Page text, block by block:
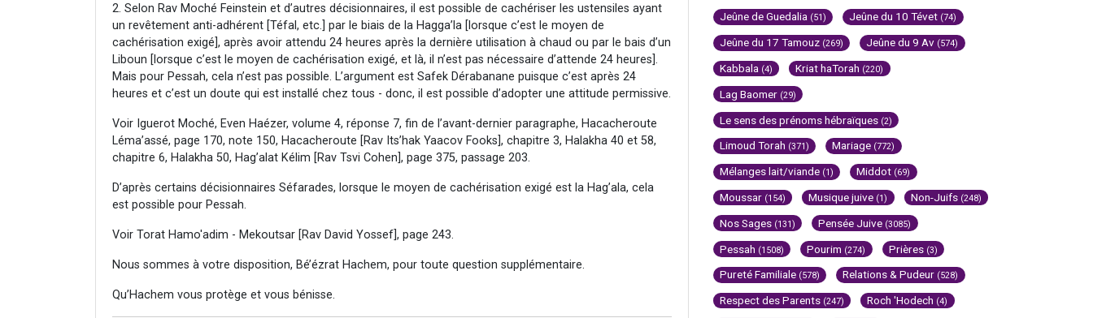
2. Selon Rav Moché Feinstein et d’autres décisionnaires, il est possible de cachériser les ustensiles ayant
un revêtement anti-adhérent [Téfal, etc.] par le biais de la Hagga’la [lorsque c’est le moyen de
cachérisation exigé], après avoir attendu 24 heures après la dernière utilisation à chaud ou par le bais d’un
Liboun [lorsque c’est le moyen de cachérisation exigé, et là, il n’est pas nécessaire d’attende 24 heures].
Mais pour Pessah, cela n’est pas possible. L’argument est Safek Dérabanane puisque c’est après 24
heures et c’est un doute qui est installé chez tous - donc, il est possible d’adopter une attitude permissive.
Voir Iguerot Moché, Even Haézer, volume 4, réponse 7, fin de l’avant-dernier paragraphe, Hacacheroute
Léma’assé, page 170, note 150, Hacacheroute [Rav Its’hak Yaacov Fooks], chapitre 3, Halakha 40 et 58,
chapitre 6, Halakha 50, Hag’alat Kélim [Rav Tsvi Cohen], page 375, passage 203.
D’après certains décisionnaires Séfarades, lorsque le moyen de cachérisation exigé est la Hag’ala, cela
est possible pour Pessah.
Voir Torat Hamo'adim - Mekoutsar [Rav David Yossef], page 243.
Nous sommes à votre disposition, Bé’ézrat Hachem, pour toute question supplémentaire.
Qu’Hachem vous protège et vous bénisse.
Jeûne de Guedalia (51) Jeûne du 10 Tévet (74)
Jeûne du 17 Tamouz (269) Jeûne du 9 Av (574)
Kabbala (4) Kriat haTorah (220)
Lag Baomer (29)
Le sens des prénoms hébraïques (2)
Limoud Torah (371) Mariage (772)
Mélanges lait/viande (1) Middot (69)
Moussar (154) Musique juive (1) Non-Juifs (248)
Nos Sages (131) Pensée Juive (3085)
Pessah (1508) Pourim (274) Prières (3)
Pureté Familiale (578) Relations & Pudeur (528)
Respect des Parents (247) Roch 'Hodech (4)